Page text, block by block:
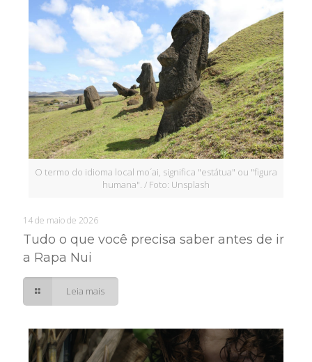
O termo do idioma local mo´ai, significa "estátua" ou "figura
humana". / Foto: Unsplash
14 de maio de 2026
Tudo o que você precisa saber antes de ir
a Rapa Nui
Leia mais